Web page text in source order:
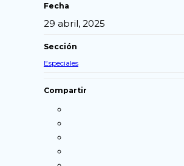
Fecha
29 abril, 2025
Sección
Especiales
Compartir